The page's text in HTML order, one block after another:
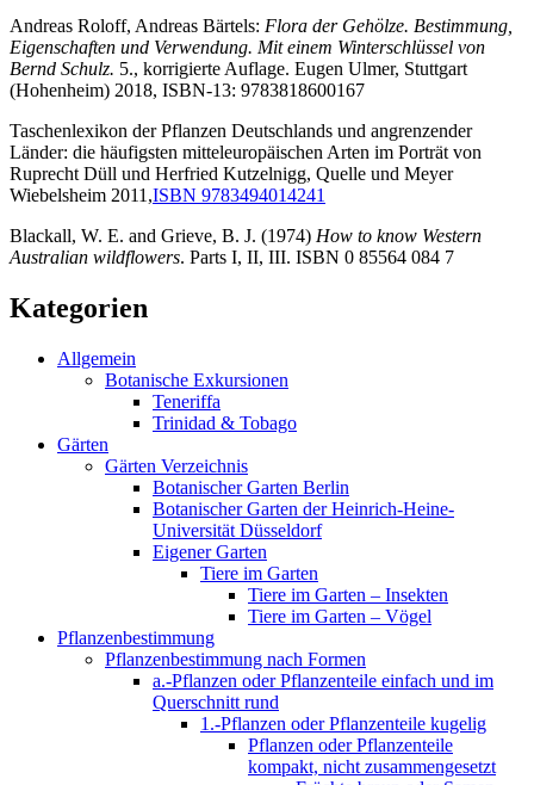
Andreas Roloff, Andreas Bärtels: Flora der Gehölze. Bestimmung,
Eigenschaften und Verwendung. Mit einem Winterschlüssel von
Bernd Schulz. 5., korrigierte Auflage. Eugen Ulmer, Stuttgart
(Hohenheim) 2018, ISBN-13: 9783818600167
Taschenlexikon der Pflanzen Deutschlands und angrenzender
Länder: die häufigsten mitteleuropäischen Arten im Porträt von
Ruprecht Düll und Herfried Kutzelnigg, Quelle und Meyer
Wiebelsheim 2011,ISBN 9783494014241
Blackall, W. E. and Grieve, B. J. (1974) How to know Western
Australian wildflowers. Parts I, II, III. ISBN 0 85564 084 7
Kategorien
Allgemein
Botanische Exkursionen
Teneriffa
Trinidad & Tobago
Gärten
Gärten Verzeichnis
Botanischer Garten Berlin
Botanischer Garten der Heinrich-Heine-
Universität Düsseldorf
Eigener Garten
Tiere im Garten
Tiere im Garten – Insekten
Tiere im Garten – Vögel
Pflanzenbestimmung
Pflanzenbestimmung nach Formen
a.-Pflanzen oder Pflanzenteile einfach und im
Querschnitt rund
1.-Pflanzen oder Pflanzenteile kugelig
Pflanzen oder Pflanzenteile
kompakt, nicht zusammengesetzt